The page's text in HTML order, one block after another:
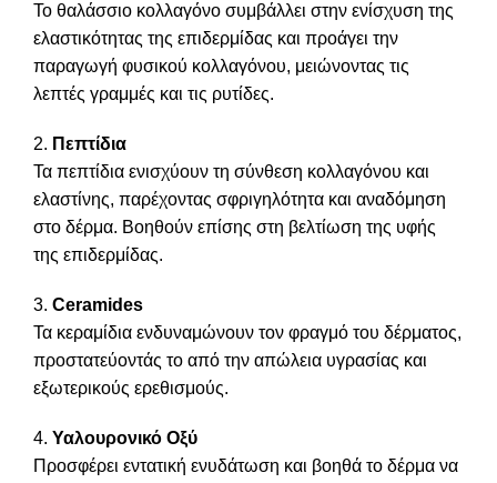
Το θαλάσσιο κολλαγόνο συμβάλλει στην ενίσχυση της
ελαστικότητας της επιδερμίδας και προάγει την
παραγωγή φυσικού κολλαγόνου, μειώνοντας τις
λεπτές γραμμές και τις ρυτίδες.
2. Πεπτίδια
Τα πεπτίδια ενισχύουν τη σύνθεση κολλαγόνου και
ελαστίνης, παρέχοντας σφριγηλότητα και αναδόμηση
στο δέρμα. Βοηθούν επίσης στη βελτίωση της υφής
της επιδερμίδας.
3. Ceramides
Τα κεραμίδια ενδυναμώνουν τον φραγμό του δέρματος,
προστατεύοντάς το από την απώλεια υγρασίας και
εξωτερικούς ερεθισμούς.
4. Υαλουρονικό Οξύ
Προσφέρει εντατική ενυδάτωση και βοηθά το δέρμα να